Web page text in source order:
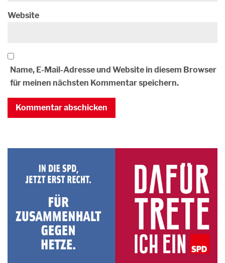
Website
Name, E-Mail-Adresse und Website in diesem Browser
für meinen nächsten Kommentar speichern.